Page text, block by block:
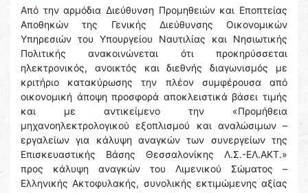
Από την αρμόδια Διεύθυνση Προμηθειών και Εποπτείας
Αποθηκών της Γενικής Διεύθυνσης Οικονομικών
Υπηρεσιών του Υπουργείου Ναυτιλίας και Νησιωτικής
Πολιτικής ανακοινώνεται ότι προκηρύσσεται
ηλεκτρονικός, ανοικτός και διεθνής διαγωνισμός με
κριτήριο κατακύρωσης την πλέον συμφέρουσα από
οικονομική άποψη προσφορά αποκλειστικά βάσει τιμής
και με αντικείμενο την «Προμήθεια
μηχανοηλεκτρολογικού εξοπλισμού και αναλώσιμων –
εργαλείων για κάλυψη αναγκών των συνεργείων της
Επισκευαστικής Βάσης Θεσσαλονίκης Λ.Σ.-ΕΛ.ΑΚΤ.»
προς κάλυψη αναγκών του Λιμενικού Σώματος –
Ελληνικής Ακτοφυλακής, συνολικής εκτιμώμενης αξίας